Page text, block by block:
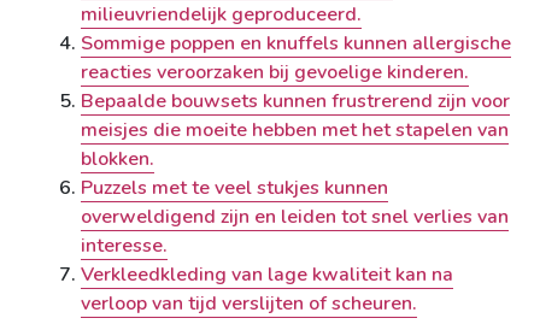
milieuvriendelijk geproduceerd.
Sommige poppen en knuffels kunnen allergische
reacties veroorzaken bij gevoelige kinderen.
Bepaalde bouwsets kunnen frustrerend zijn voor
meisjes die moeite hebben met het stapelen van
blokken.
Puzzels met te veel stukjes kunnen
overweldigend zijn en leiden tot snel verlies van
interesse.
Verkleedkleding van lage kwaliteit kan na
verloop van tijd verslijten of scheuren.